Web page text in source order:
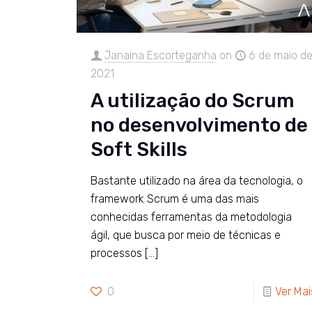
Janaina Escorteganha on
6 de maio
2021
A utilização do Scrum
no desenvolvimento de
Soft Skills
Bastante utilizado na área da tecnologia, o
framework Scrum é uma das mais
conhecidas ferramentas da metodologia
ágil, que busca por meio de técnicas e
processos […]
0 Ver